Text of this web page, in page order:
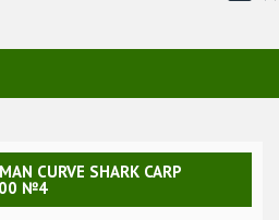
CURVE SHARK CARP
№4